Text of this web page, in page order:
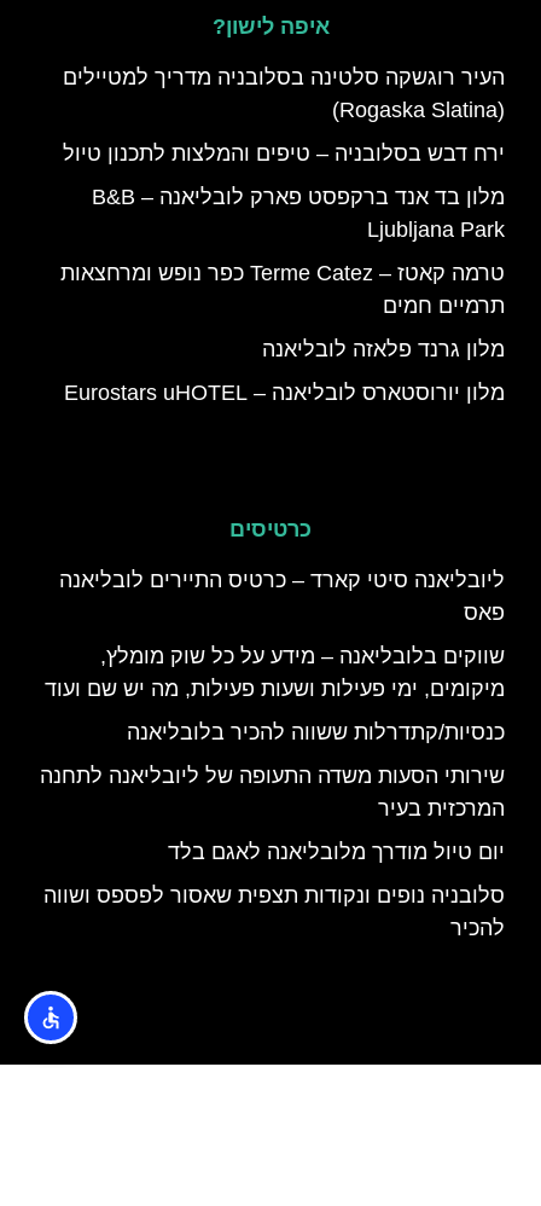
איפה לישון?
העיר רוגשקה סלטינה בסלובניה מדריך למטיילים
(Rogaska Slatina)
ירח דבש בסלובניה – טיפים והמלצות לתכנון טיול
מלון בד אנד ברקפסט פארק לובליאנה – B&B
Ljubljana Park
טרמה קאטז – Terme Catez כפר נופש ומרחצאות
תרמיים חמים
מלון גרנד פלאזה לובליאנה
מלון יורוסטארס לובליאנה – Eurostars uHOTEL
כרטיסים
ליובליאנה סיטי קארד – כרטיס התיירים לובליאנה
פאס
שווקים בלובליאנה – מידע על כל שוק מומלץ,
מיקומים, ימי פעילות ושעות פעילות, מה יש שם ועוד
כנסיות/קתדרלות ששווה להכיר בלובליאנה
שירותי הסעות משדה התעופה של ליובליאנה לתחנה
המרכזית בעיר
יום טיול מודרך מלובליאנה לאגם בלד
סלובניה נופים ונקודות תצפית שאסור לפספס ושווה
להכיר